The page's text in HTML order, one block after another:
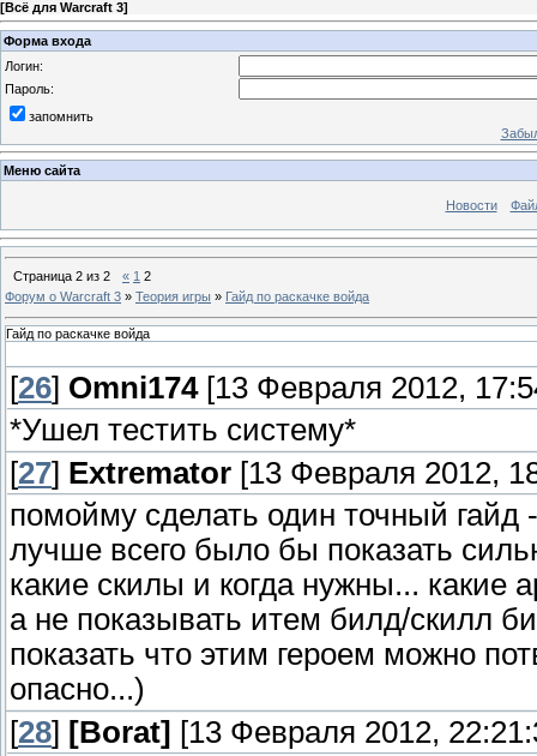
[Всё для Warcraft 3]
Форма входа
Логин:
Пароль:
запомнить
Меню сайта
Новости
Страница 2 из 2 « 1 2
Форум о Warcraft 3 » Теория игры » Гайд по раскачке войда
Гайд по раскачке войда
[26] Omni174[13 Февраля 2012,
*Ушел тестить систему*
[27] Extremator [13 Февраля 2012,
помойму сделать один точный гайд
лучше всего было бы показать
какие скилы и когда нужны... какие
а не показывать итем билд/скилл
показать что этим героем можно
опасно...)
[28] [Borat] [13 Февраля 2012,